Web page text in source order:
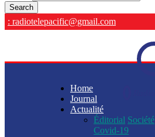
: radiotelepacific@gmail.com
Home
Journal
Actualité
Éditorial Société
Covid-19